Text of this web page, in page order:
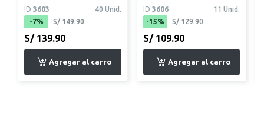
ID 3603
40 Unid.
-7%
S/ 149.90
S/ 139.90
- Tipo C Blanco
ID 3606
11 Unid.
-15%
S/ 129.90
S/ 109.90